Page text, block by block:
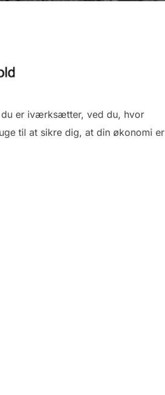
du er iværksætter, ved du, hvor
til at sikre dig, at din økonomi er